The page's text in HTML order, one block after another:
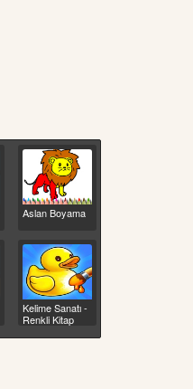
Aslan Boyama
Kelime Sanatı -
Renkli Kitap